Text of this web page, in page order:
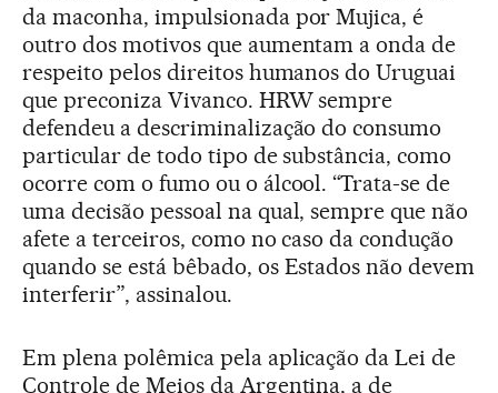
da maconha, impulsionada por Mujica, é
outro dos motivos que aumentam a onda de
respeito pelos direitos humanos do Uruguai
que preconiza Vivanco. HRW sempre
defendeu a descriminalização do consumo
particular de todo tipo de substância, como
ocorre com o fumo ou o álcool. “Trata-se de
uma decisão pessoal na qual, sempre que não
afete a terceiros, como no caso da condução
quando se está bêbado, os Estados não devem
interferir”, assinalou.
Em plena polêmica pela aplicação da Lei de
Controle de Meios da Argentina, a de